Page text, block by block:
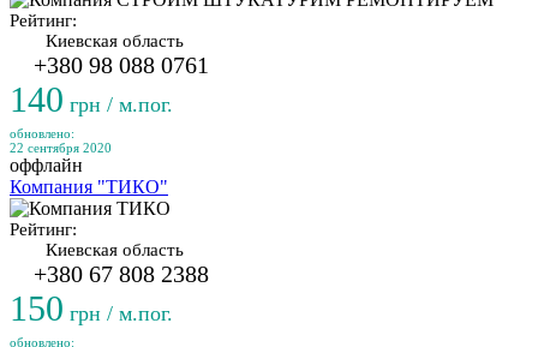
Рейтинг:
Киевская область
+380 98 088 0761
140 грн / м.пог.
обновлено:
22 сентября 2020
оффлайн
Компания "ТИКО"
Рейтинг:
Киевская область
+380 67 808 2388
150 грн / м.пог.
обновлено: